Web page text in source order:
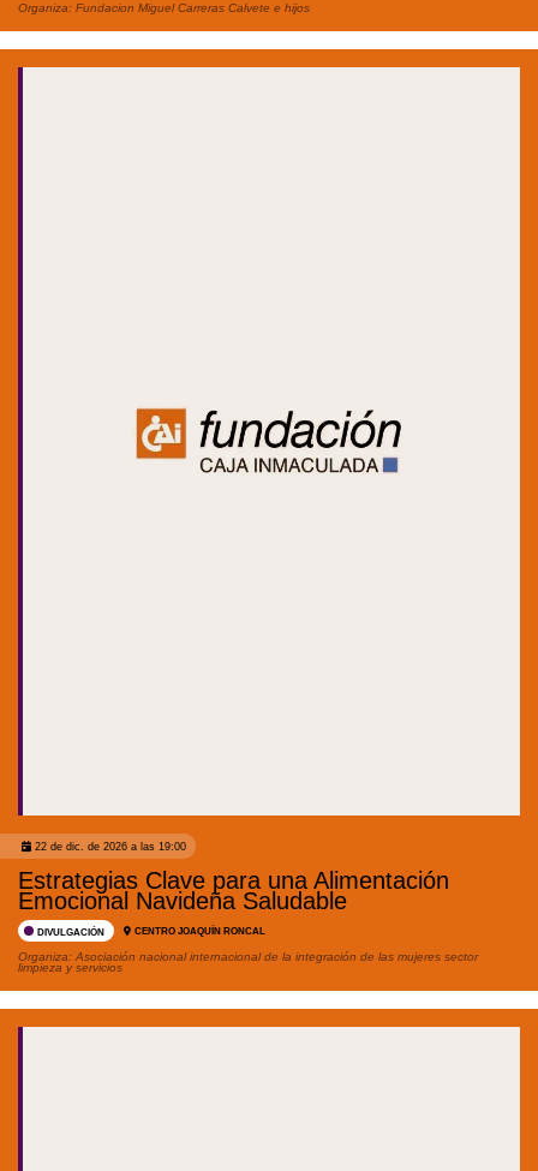
Organiza: Fundacion Miguel Carreras Calvete e hijos
22 de dic. de 2026 a las 19:00
Estrategias Clave para una Alimentación
Emocional Navideña Saludable
DIVULGACIÓN CENTRO JOAQUÍN RONCAL
Organiza:Asociación nacional internacional de la integración de las mujeres sector
limpieza y servicios